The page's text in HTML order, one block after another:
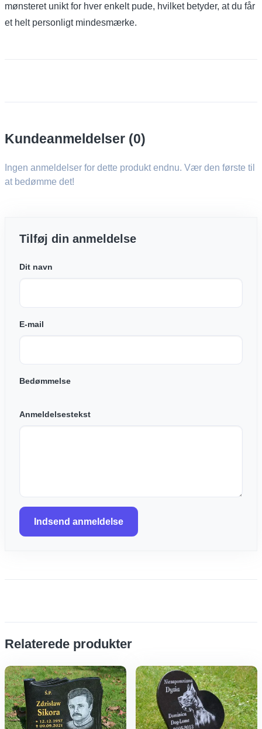
mønsteret unikt for hver enkelt pude, hvilket betyder, at du får
et helt personligt mindesmærke.
Kundeanmeldelser (0)
Ingen anmeldelser for dette produkt endnu. Vær den første til
at bedømme det!
Tilføj din anmeldelse
Dit navn
E-mail
Bedømmelse
Anmeldelsestekst
Indsend anmeldelse
Relaterede produkter